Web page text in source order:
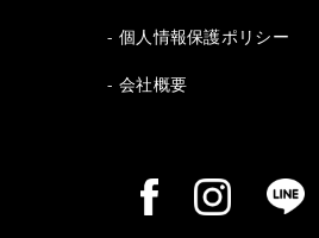
個人情報保護ポリシー
会社概要